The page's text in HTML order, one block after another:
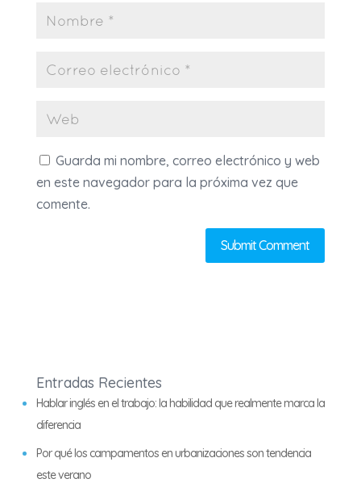
Guarda mi nombre, correo electrónico y web
en este navegador para la próxima vez que
comente.
Entradas Recientes
Hablar inglés en el trabajo: la habilidad que realmente marca la
diferencia
Por qué los campamentos en urbanizaciones son tendencia
este verano